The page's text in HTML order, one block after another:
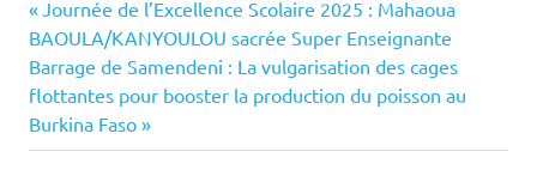
Navigation
de
l’article
Previous
Post:
Journée de l’Excellence Scolaire 2025 : Mahaoua
BAOULA/KANYOULOU sacrée Super Enseignante
Next
Post:
Barrage de Samendeni : La vulgarisation des cages
flottantes pour booster la production du poisson au
Burkina Faso